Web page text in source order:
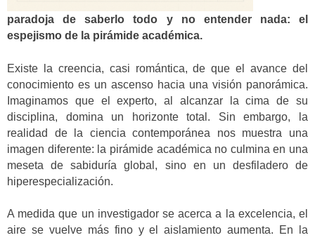
paradoja de saberlo todo y no entender nada: el
espejismo de la pirámide académica.
Existe la creencia, casi romántica, de que el avance del
conocimiento es un ascenso hacia una visión panorámica.
Imaginamos que el experto, al alcanzar la cima de su
disciplina, domina un horizonte total. Sin embargo, la
realidad de la ciencia contemporánea nos muestra una
imagen diferente: la pirámide académica no culmina en una
meseta de sabiduría global, sino en un desfiladero de
hiperespecialización.
A medida que un investigador se acerca a la excelencia, el
aire se vuelve más fino y el aislamiento aumenta. En la